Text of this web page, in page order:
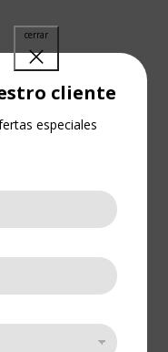
cliente
especiales